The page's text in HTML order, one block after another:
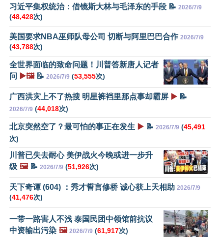
习近平集权统治：借镜斯大林与毛泽东的手段 📝 2026/7/9
(48,428次)
美国要求NBA巫师队母公司 切断与阿里巴巴合作 2026/7/9
(43,788次)
全世界面临的致命问题！川普答新唐人记者
问
▶️🖼️📝 2026/7/9 (53,555次)
广西洪灾上不了热搜 明星裤裆里那点事却霸屏 ▶️ 📝
2026/7/9 (44,018次)
北京突然空了？最可怕的事正在发生 ▶️ 📝 2026/7/9 (45,491
次)
川普已失去耐心 美伊战火今晚或进一步升
级 🖼️📝 2026/7/9 (51,926次)
天下奇谭 (604) ：秀才誓言修桥 诚心获上天相助 2026/7/9
(41,476次)
一带一路害人不浅 泰国民团中领馆前抗议
中资输出污染 🖼️ 2026/7/9 (61,917次)